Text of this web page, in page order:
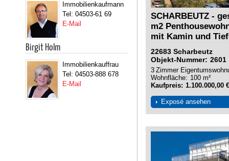
SCHARBEUTZ -
m2
mit Kamin und
22683 Scharbeutz
Objekt-Nummer
2601
Zimmer
3
Wohnfläche
100 m²
Kaufpreis 1.100.000,00 €
Exposé ansehen
Immobilienkaufmann
Tel: 04503-61 69
E-Mail
Birgit Holm
Immobilienkauffrau
Tel: 04503-888 678
E-Mail